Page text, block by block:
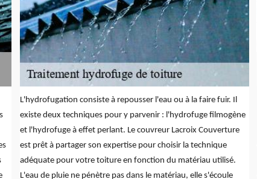
L'hydrofugation consiste à repousser l'eau ou à la faire fuir. Il
existe deux techniques pour y parvenir : l'hydrofuge filmogène
et l'hydrofuge à effet perlant. Le couvreur Lacroix Couverture
est prêt à partager son expertise pour choisir la technique
adéquate pour votre toiture en fonction du matériau utilisé.
L'eau de pluie ne pénètre pas dans le matériau, elle s'écoule